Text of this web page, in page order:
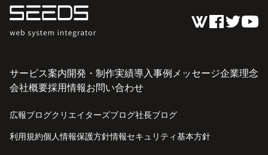
サービス案内開発・制作実績導入事例メッセージ企業理念
会社概要採用情報お問い合わせ
広報ブログクリエイターズブログ社長ブログ
利用規約個人情報保護方針情報セキュリティ基本方針